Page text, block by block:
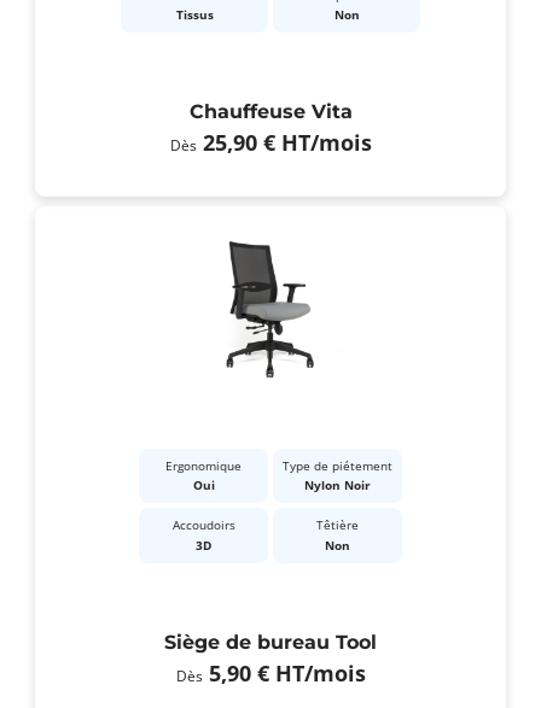
Tissus
Non
Chauffeuse Vita
Dès 25,90 € HT/mois
Ergonomique
Oui
Type de piétement
Nylon Noir
Accoudoirs
3D
Têtière
Non
Siège de bureau Tool
Dès 5,90 € HT/mois